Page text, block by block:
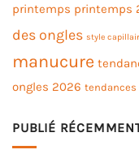
printemps printemps
des ongles style
manucure
ongles 2026 tendances
PUBLIÉ